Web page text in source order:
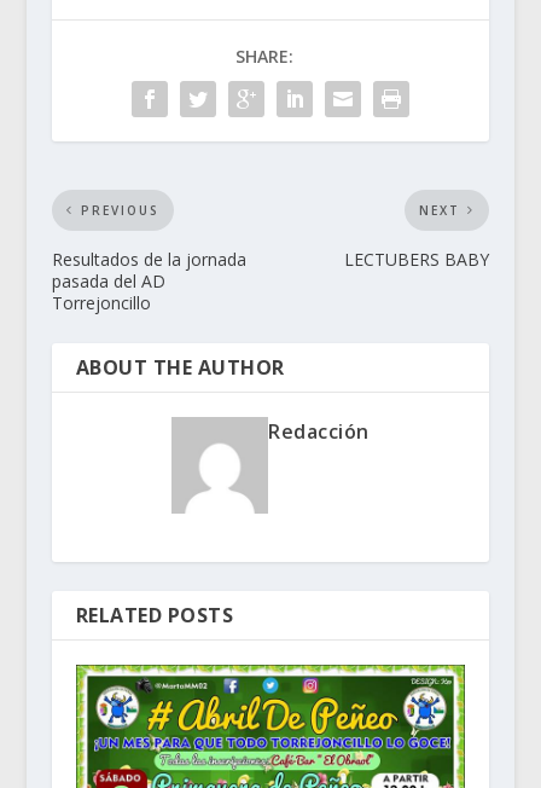
SHARE:
PREVIOUS
Resultados de la jornada
pasada del AD
Torrejoncillo
NEXT
LECTUBERS BABY
ABOUT THE AUTHOR
Redacción
RELATED POSTS